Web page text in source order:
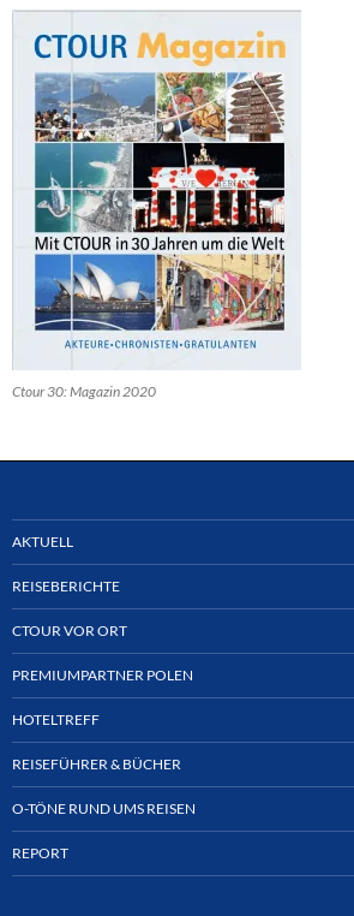
Ctour 30: Magazin 2020
AKTUELL
REISEBERICHTE
CTOUR VOR ORT
PREMIUMPARTNER POLEN
HOTELTREFF
REISEFÜHRER & BÜCHER
O-TÖNE RUND UMS REISEN
REPORT